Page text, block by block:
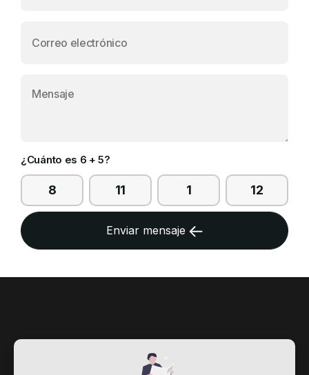
Proyectos
Sustentables
¿Cuánto es 6 + 5?
8 11 1 12
Enviar mensaje